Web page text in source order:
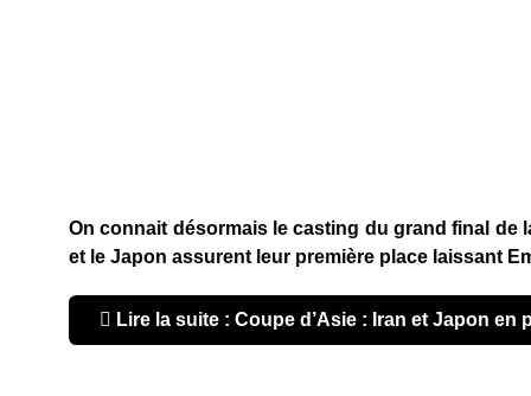
On connait désormais le casting du grand final de
et le Japon assurent leur première place laissant
Lire la suite : Coupe d’Asie : Iran et Japon en